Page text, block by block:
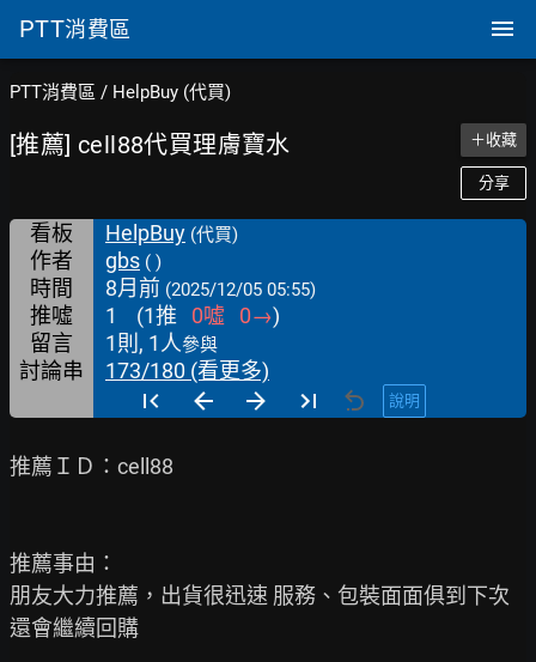
PTT消費區
PTT消費區 / HelpBuy (代買)
[推薦] cell88代買理膚寶水 ＋收藏
分享
看板 HelpBuy (代買)
作者 gbs ( )
時間 8月前 (2025/12/05 05:55)
推噓 1 (1推 0噓 0→)
留言
1則, 1人參與
討論串 173/180 (看更多)
說明
推薦ＩＤ：cell88
推薦事由：
朋友大力推薦，出貨很迅速 服務、包裝面面俱到下次
還會繼續回購